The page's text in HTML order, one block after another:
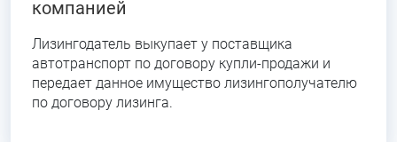
компанией
Лизингодатель выкупает у поставщика
автотранспорт по договору купли-продажи и
передает данное имущество лизингополучателю
по договору лизинга.